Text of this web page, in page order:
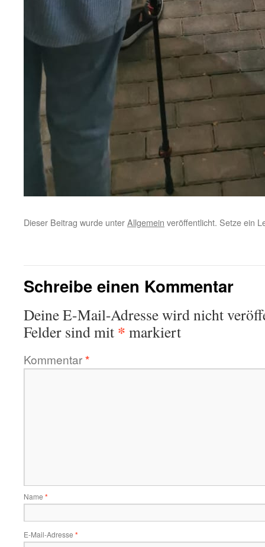
Dieser Beitrag wurde unterAllgemein veröffentlicht. Setze ein
Schreibe einen Kommentar
Deine E-Mail-Adresse wird nicht
Felder sind mit * markiert
Kommentar*
Name *
E-Mail-Adresse *